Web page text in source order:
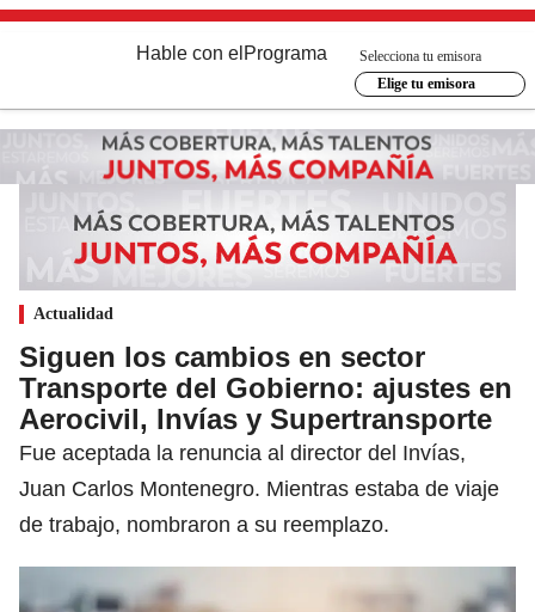
Hable con el Programa
Selecciona tu emisora
Elige tu emisora
Actualidad
Siguen los cambios en sector
Transporte del Gobierno: ajustes en
Aerocivil, Invías y Supertransporte
Fue aceptada la renuncia al director del Invías,
Juan Carlos Montenegro. Mientras estaba de viaje
de trabajo, nombraron a su reemplazo.